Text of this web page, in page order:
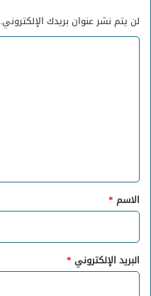
لن يتم نشر عنوان بريدك الإلكتروني.
*
الاسم *
البريد الإلكتروني *